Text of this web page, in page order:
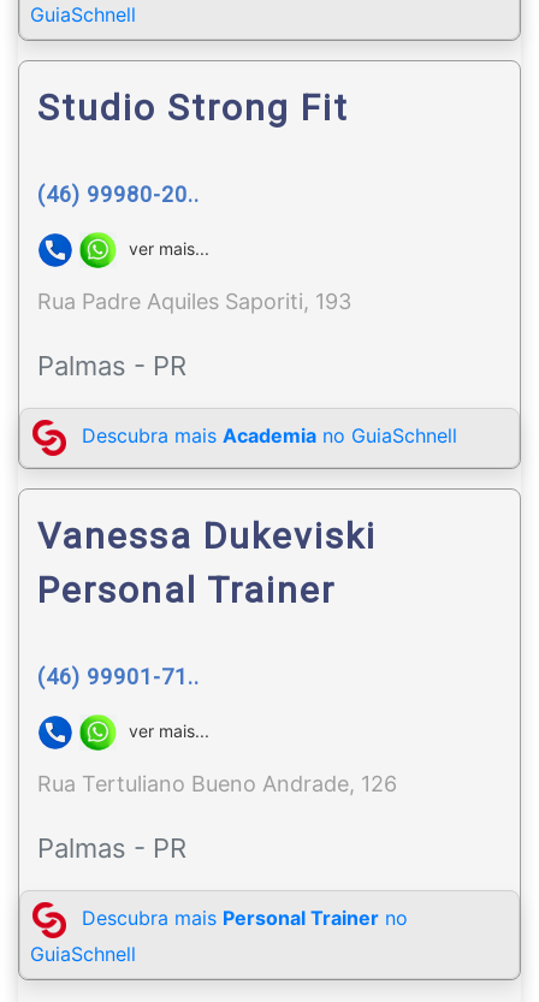
GuiaSchnell
Studio Strong Fit
(46) 99980-20..
ver mais...
Rua Padre Aquiles Saporiti, 193
Palmas - PR
Descubra mais Academia no GuiaSchnell
Vanessa Dukeviski
Personal Trainer
(46) 99901-71..
ver mais...
Rua Tertuliano Bueno Andrade, 126
Palmas - PR
Descubra mais Personal Trainer no
GuiaSchnell